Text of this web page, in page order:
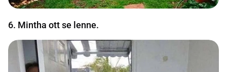
6. Mintha ott se lenne.